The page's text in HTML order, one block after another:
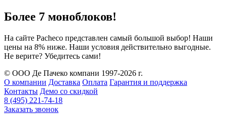
Более 7 моноблоков!
На сайте Pacheco представлен самый большой выбор! Наши
цены на 8% ниже. Наши условия действительно выгодные.
Не верите? Убедитесь сами!
© ООО Де Пачеко компани 1997-2026 г.
О компании Доставка Оплата Гарантия и поддержка
Контакты Демо со скидкой
8 (495) 221-74-18
Заказать звонок